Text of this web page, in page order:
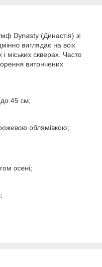
Dynasty (Династія) зі
виглядає на всіх
міських скверах. Часто
витончених
45 см;
облямівкою;
осені;